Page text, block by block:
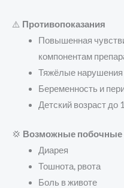
⚠️ Противопоказания
Повышенная
компонентам
Тяжёлые
Беременность и
Детский возраст до
💢 Возможные
Диарея
Тошнота, рвота
Боль в животе